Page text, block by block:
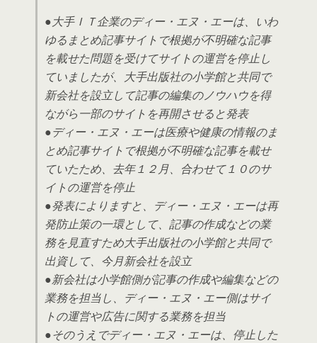
●大手ＩＴ企業のディー・エヌ・エーは、いわ
ゆるまとめ記事サイトで根拠が不明確な記事
を載せた問題を受けてサイトの運営を停止し
ていましたが、大手出版社の小学館と共同で
新会社を設立して記事の編集のノウハウを得
ながら一部のサイトを再開させると発表
●ディー・エヌ・エーは医療や健康の情報のま
とめ記事サイトで根拠が不明確な記事を載せ
ていたため、去年１２月、合わせて１０のサ
イトの運営を停止
●発表によりますと、ディー・エヌ・エーは再
発防止策の一環として、記事の作成などの業
務を見直すため大手出版社の小学館と共同で
出資して、今月新会社を設立
●新会社は小学館側が記事の作成や編集などの
業務を担当し、ディー・エヌ・エー側はサイ
トの運営や広告に関する業務を担当
●そのうえでディー・エヌ・エーは、停止した